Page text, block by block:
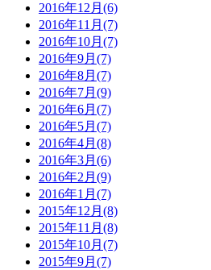
2016年12月(6)
2016年11月(7)
2016年10月(7)
2016年9月(7)
2016年8月(7)
2016年7月(9)
2016年6月(7)
2016年5月(7)
2016年4月(8)
2016年3月(6)
2016年2月(9)
2016年1月(7)
2015年12月(8)
2015年11月(8)
2015年10月(7)
2015年9月(7)